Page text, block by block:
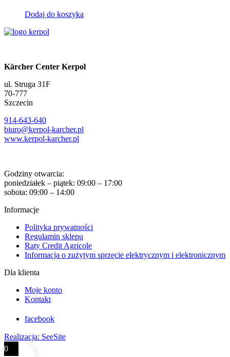
Dodaj do koszyka
Kärcher Center Kerpol
ul. Struga 31F
70-777
Szczecin
914-643-640
biuro@kerpol-karcher.pl
www.kerpol-karcher.pl
Godziny otwarcia:
poniedziałek – piątek: 09:00 – 17:00
sobota: 09:00 – 14:00
Informacje
Polityka prywatności
Regulamin sklepu
Raty Credit Agricole
Informacja o zużytym sprzęcie elektrycznym i elektronicznym
Dla klienta
Moje konto
Kontakt
facebook
Realizacja: SeeSite
0